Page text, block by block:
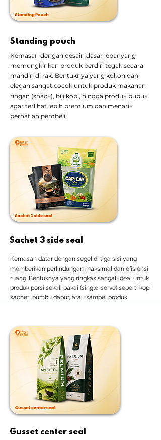
Standing pouch
Kemasan dengan desain dasar lebar yang
memungkinkan produk berdiri tegak secara
mandiri di rak. Bentuknya yang kokoh dan
elegan sangat cocok untuk produk makanan
ringan (snack), biji kopi, hingga produk bubuk
agar terlihat lebih premium dan menarik
perhatian pembeli.
Sachet 3 side seal
Kemasan datar dengan segel di tiga sisi yang
memberikan perlindungan maksimal dan efisiensi
ruang. Bentuknya yang ringkas sangat ideal untuk
produk porsi sekali pakai (single-serve) seperti kopi
sachet, bumbu dapur, atau sampel produk
Gusset center seal